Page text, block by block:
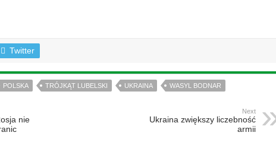
Twitter
POLSKA TRÓJKĄT LUBELSKI UKRAINA WASYL BODNAR
nie
Next
Ukraina zwiększy liczebność
armii